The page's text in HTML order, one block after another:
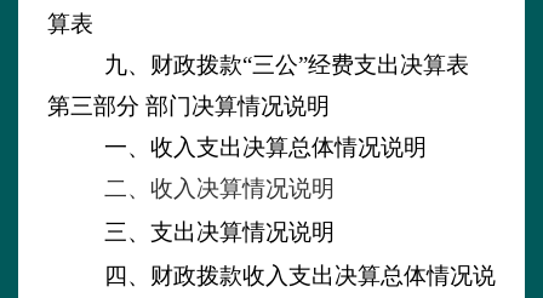
算表
九、财政拨款“三公”经费支出决算表
第三部分 部门决算情况说明
一、收入支出决算总体情况说明
二、收入决算情况说明
三、支出决算情况说明
四、财政拨款收入支出决算总体情况说